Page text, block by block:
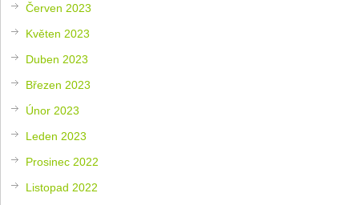
Červen 2023
Květen 2023
Duben 2023
Březen 2023
Únor 2023
Leden 2023
Prosinec 2022
Listopad 2022